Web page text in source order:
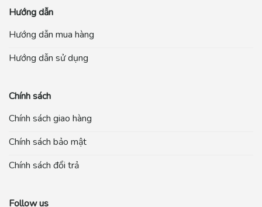
Hướng dẫn
Hướng dẫn mua hàng
Hướng dẫn sử dụng
Chính sách
Chính sách giao hàng
Chính sách bảo mật
Chính sách đổi trả
Follow us